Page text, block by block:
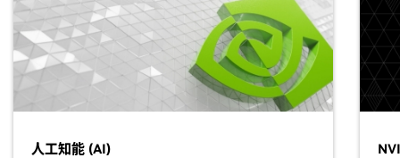
人工知能 (AI)